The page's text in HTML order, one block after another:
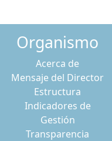
Organismo
Acerca de
Mensaje del Director
Estructura
Indicadores de
Gestión
Transparencia